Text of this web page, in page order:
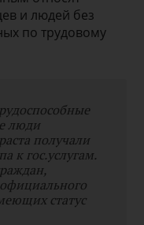
и людей без
по трудовому
люди
получали
к гос.услугам.
статус